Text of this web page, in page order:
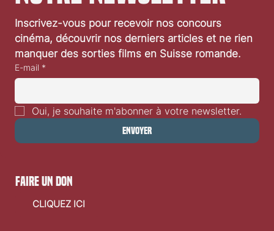
Inscrivez-vous pour recevoir nos concours
cinéma, découvrir nos derniers articles et ne rien
manquer des sorties films en Suisse romande.
E-mail *
Oui, je souhaite m'abonner à votre newsletter.
Envoyer
faire un don
CLIQUEZ ICI